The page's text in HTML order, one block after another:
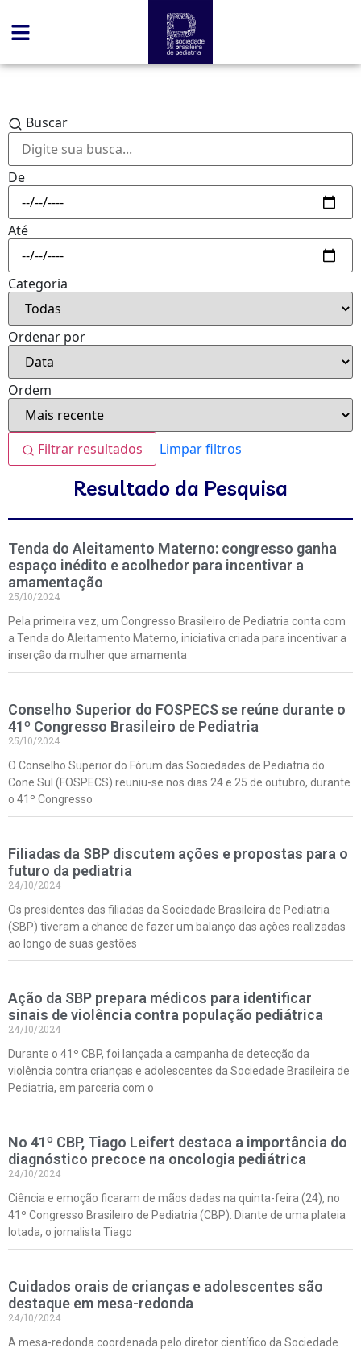
Buscar
De
Até
Categoria
Ordenar por
Ordem
Filtrar resultados Limpar filtros
Resultado da Pesquisa
Tenda do Aleitamento Materno: congresso ganha
espaço inédito e acolhedor para incentivar a
amamentação
25/10/2024
Pela primeira vez, um Congresso Brasileiro de Pediatria conta com
a Tenda do Aleitamento Materno, iniciativa criada para incentivar a
inserção da mulher que amamenta
Conselho Superior do FOSPECS se reúne durante o
41º Congresso Brasileiro de Pediatria
25/10/2024
O Conselho Superior do Fórum das Sociedades de Pediatria do
Cone Sul (FOSPECS) reuniu-se nos dias 24 e 25 de outubro, durante
o 41º Congresso
Filiadas da SBP discutem ações e propostas para o
futuro da pediatria
24/10/2024
Os presidentes das filiadas da Sociedade Brasileira de Pediatria
(SBP) tiveram a chance de fazer um balanço das ações realizadas
ao longo de suas gestões
Ação da SBP prepara médicos para identificar
sinais de violência contra população pediátrica
24/10/2024
Durante o 41º CBP, foi lançada a campanha de detecção da
violência contra crianças e adolescentes da Sociedade Brasileira de
Pediatria, em parceria com o
No 41º CBP, Tiago Leifert destaca a importância do
diagnóstico precoce na oncologia pediátrica
24/10/2024
Ciência e emoção ficaram de mãos dadas na quinta-feira (24), no
41º Congresso Brasileiro de Pediatria (CBP). Diante de uma plateia
lotada, o jornalista Tiago
Cuidados orais de crianças e adolescentes são
destaque em mesa-redonda
24/10/2024
A mesa-redonda coordenada pelo diretor científico da Sociedade